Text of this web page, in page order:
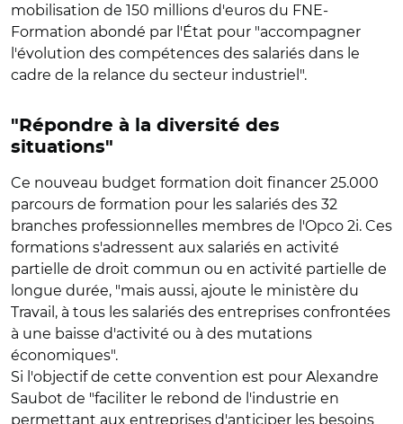
mobilisation de 150 millions d'euros du FNE-
Formation abondé par l'État pour "accompagner
l'évolution des compétences des salariés dans le
cadre de la relance du secteur industriel".
"Répondre à la diversité des
situations"
Ce nouveau budget formation doit financer 25.000
parcours de formation pour les salariés des 32
branches professionnelles membres de l'Opco 2i. Ces
formations s'adressent aux salariés en activité
partielle de droit commun ou en activité partielle de
longue durée, "mais aussi, ajoute le ministère du
Travail, à tous les salariés des entreprises confrontées
à une baisse d'activité ou à des mutations
économiques".
Si l'objectif de cette convention est pour Alexandre
Saubot de "faciliter le rebond de l'industrie en
permettant aux entreprises d'anticiper les besoins